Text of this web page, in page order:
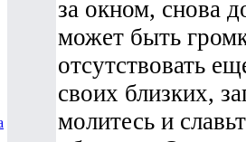
за окном, снова
может быть
отсутствовать
своих близких,
молитесь и